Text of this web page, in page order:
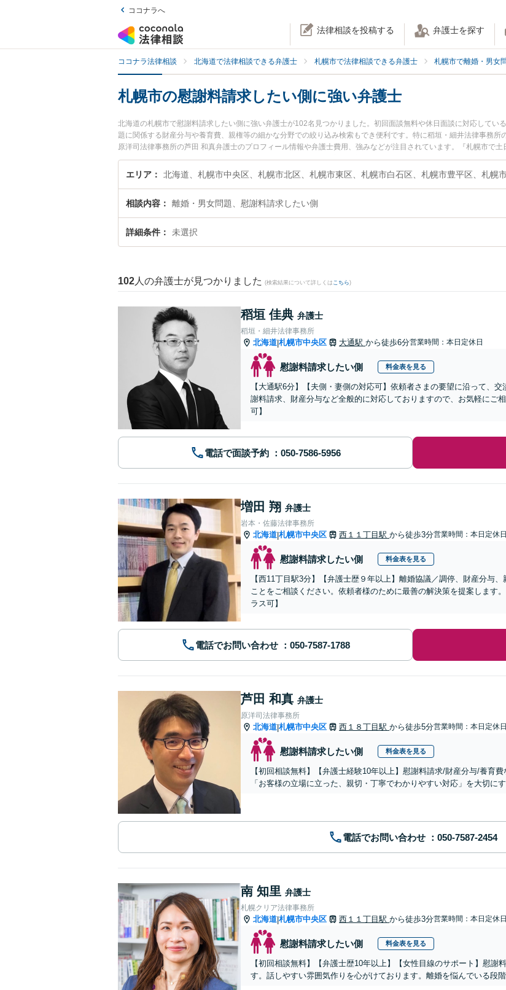
ココナラへ
法律相談を投稿する 弁護士を探す
ココナラ法律相談 北海道で法律相談できる弁護士 札幌市で法律相談できる弁護士 札幌市で離婚・男女
札幌市の慰謝料請求したい側に強い弁護士
北海道の札幌市で慰謝料請求したい側に強い弁護士が102名見つかりました。初回面談無料や休日面談に対応してい
題に関係する財産分与や養育費、親権等の細かな分野での絞り込み検索もでき便利です。特に稻垣・細井法律事務所
原洋司法律事務所の芦田 和真弁護士のプロフィール情報や弁護士費用、強みなどが注目されています。『札幌市で
に弁護士に相談したい』『慰謝料請求したい側のトラブル解決の実績豊富な近くの弁護士を検索したい』『初回相
に相談予約したい』などでお困りの相談者さんにおすすめです。
エリア
相談内容 離婚・男女問題、慰謝料請求したい側
詳細条件 未選択
102 人の弁護士が見つかりました (検索結果について詳しくは こちら)
稻垣 佳典 弁護士
稻垣・細井法律事務所
北海道|札幌市中央区 大通駅 から徒歩6分営業時間：本日定休日
慰謝料請求したい側 料金表を見る
【大通駅6分】【夫側・妻側の対応可】依頼者さまの要望に沿って、
謝料請求、財産分与など全般的に対応しておりますので、お気軽にご
可】
電話で面談予約
増田 翔 弁護士
岩本・佐藤法律事務所
北海道|札幌市中央区 西１１丁目駅 から徒歩3分営業時間：本日定休日
慰謝料請求したい側 料金表を見る
【西11丁目駅3分】【弁護士歴９年以上】離婚協議／調停、財産分与
ことをご相談ください。依頼者様のために最善の解決策を提案します
ラス可】
電話でお問い合わせ
芦田 和真 弁護士
原洋司法律事務所
北海道|札幌市中央区 西１８丁目駅 から徒歩5分営業時間：本日定休日
慰謝料請求したい側 料金表を見る
【初回相談無料】【弁護士経験10年以上】慰謝料請求/財産分与/養育
「お客様の立場に立った、親切・丁寧でわかりやすい対応」を大切に
電話でお問い合わせ
南 知里 弁護士
札幌クリア法律事務所
北海道|札幌市中央区 西１１丁目駅 から徒歩3分営業時間：本日定休日
慰謝料請求したい側 料金表を見る
【初回相談無料】【弁護士歴10年以上】【女性目線のサポート】慰謝
す。話しやすい雰囲気作りを心がけております。離婚を悩んでいる段